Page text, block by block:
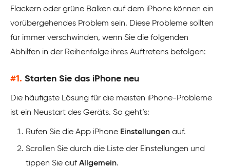
Flackern oder grüne Balken auf dem iPhone können ein
vorübergehendes Problem sein. Diese Probleme sollten
für immer verschwinden, wenn Sie die folgenden
Abhilfen in der Reihenfolge ihres Auftretens befolgen:
#1. Starten Sie das iPhone neu
Die häufigste Lösung für die meisten iPhone-Probleme
ist ein Neustart des Geräts. So geht’s:
Rufen Sie die App iPhone Einstellungen auf.
Scrollen Sie durch die Liste der Einstellungen und
tippen Sie aufAllgemein.